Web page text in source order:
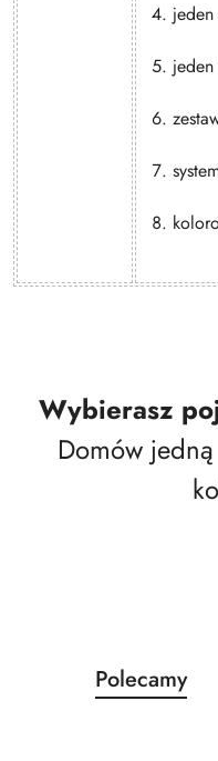
Wybierasz
Domów
Pomiń karuzelę
Produkty
o
Polecamy